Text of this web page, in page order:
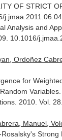
OF STRICT
Analysis and
10.1016/
Ordoñez
for
Variables.
. 2010. Vol.
Manuel,
Strong